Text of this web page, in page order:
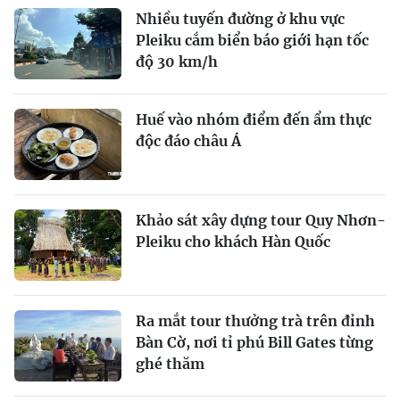
Nhiều tuyến đường ở khu vực
Pleiku cắm biển báo giới hạn tốc
độ 30 km/h
Huế vào nhóm điểm đến ẩm thực
độc đáo châu Á
Khảo sát xây dựng tour Quy Nhơn-
Pleiku cho khách Hàn Quốc
Ra mắt tour thưởng trà trên đỉnh
Bàn Cờ, nơi tỉ phú Bill Gates từng
ghé thăm